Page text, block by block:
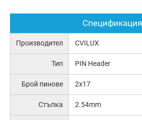
Спецификация
Производител CVILUX
Тип PIN Header
Брой пинове 2x17
Стъпка 2.54mm